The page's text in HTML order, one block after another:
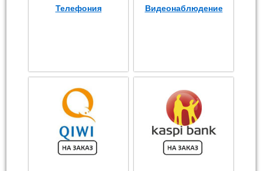
Телефония Видеонаблюдение